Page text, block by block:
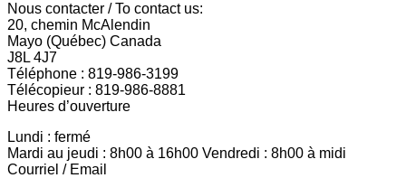
Nous contacter / To contact us:
20, chemin McAlendin
Mayo (Québec) Canada
J8L 4J7
Téléphone : 819-986-3199
Télécopieur : 819-986-8881
Heures d’ouverture
Lundi : fermé
Mardi au jeudi : 8h00 à 16h00 Vendredi : 8h00 à midi
Courriel / Email